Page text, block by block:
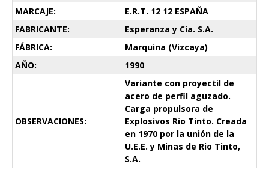
MARCAJE:
E.R.T. 12 12 ESPAÑA
FABRICANTE:
Esperanza y Cía. S.A.
FÁBRICA:
Marquina (Vizcaya)
AÑO:
1990
OBSERVACIONES:
Variante con proyectil de
acero de perfil aguzado.
Carga propulsora de
Explosivos Rio Tinto. Creada
en 1970 por la unión de la
U.E.E. y Minas de Rio Tinto,
S.A.